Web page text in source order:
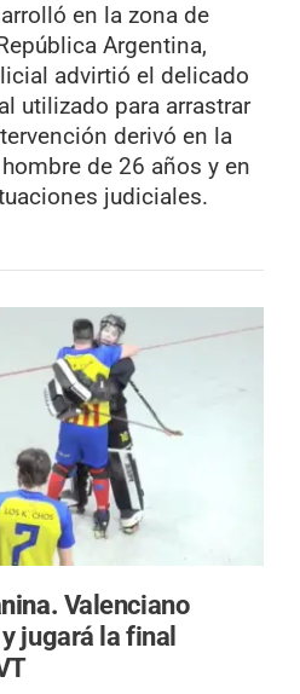
en la zona de
Argentina,
advirtió el delicado
utilizado para arrastrar
derivó en la
de 26 años y en
judiciales.
Valenciano
jugará la final